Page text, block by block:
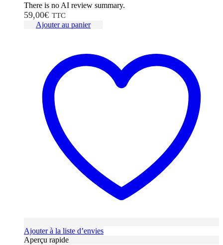
There is no AI review summary.
59,00€ TTC
Ajouter au panier
Ajouter à la liste d’envies
Aperçu rapide